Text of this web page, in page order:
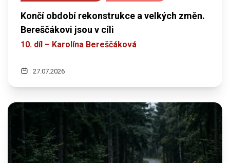
Končí období rekonstrukce a velkých změn.
Bereščákovi jsou v cíli
10. díl – Karolína Bereščáková
27.07.2026